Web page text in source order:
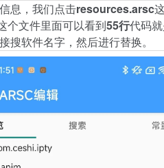
信息 ， 我们点击resources.arsc
个文件里面可以看到55行代码就
接搜软件名字 ， 然后进行替换。